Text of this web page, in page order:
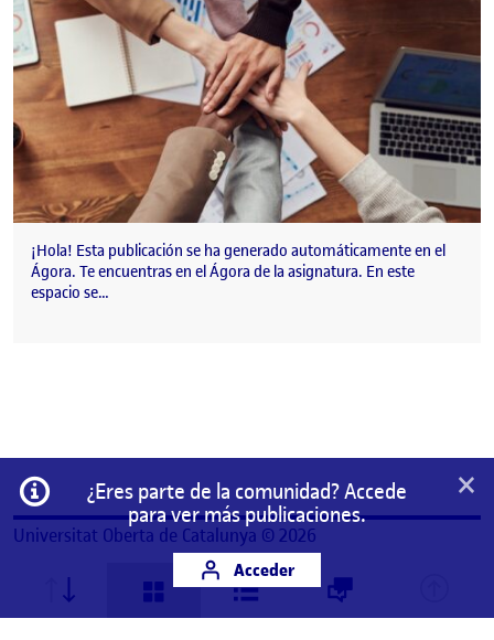
¡Hola! Esta publicación se ha generado automáticamente en el
Ágora. Te encuentras en el Ágora de la asignatura. En este
espacio se…
Información
¿Eres parte de la comunidad? Accede
para ver más publicaciones.
Acceder
×
Universitat Oberta de Catalunya © 2026